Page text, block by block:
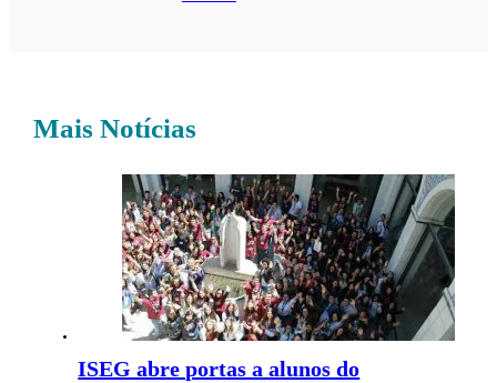
Mais Notícias
ISEG abre portas a alunos do